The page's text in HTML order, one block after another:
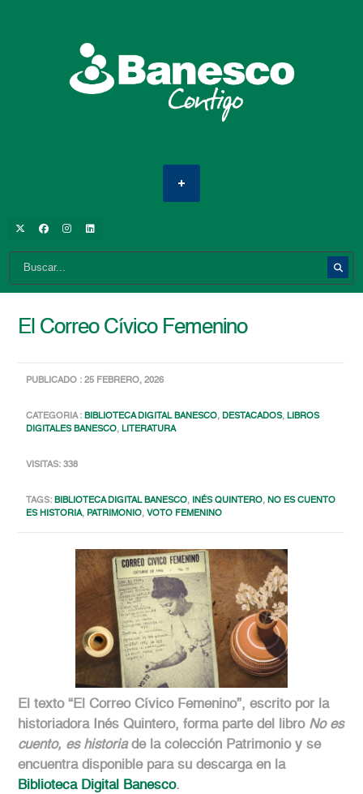
El Correo Cívico Femenino
PUBLICADO : 25 FEBRERO, 2026
CATEGORIA :BIBLIOTECA DIGITAL BANESCO,DESTACADOS,LIBROS
DIGITALES BANESCO,LITERATURA
VISITAS: 338
TAGS:BIBLIOTECA DIGITAL BANESCO, INÉS QUINTERO,NO ES CUENTO
ES HISTORIA, PATRIMONIO,VOTO FEMENINO
El texto “El Correo Cívico Femenino”, escrito por la
historiadora Inés Quintero, forma parte del libro No es
cuento, es historiade la colección Patrimonio y se
encuentra disponible para su descarga en la
Biblioteca Digital Banesco.